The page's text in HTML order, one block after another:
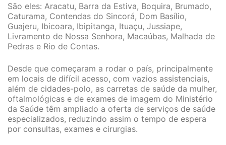
São eles: Aracatu, Barra da Estiva, Boquira, Brumado,
Caturama, Contendas do Sincorá, Dom Basílio,
Guajeru, Ibicoara, Ibipitanga, Ituaçu, Jussiape,
Livramento de Nossa Senhora, Macaúbas, Malhada de
Pedras e Rio de Contas.
Desde que começaram a rodar o país, principalmente
em locais de difícil acesso, com vazios assistenciais,
além de cidades-polo, as carretas de saúde da mulher,
oftalmológicas e de exames de imagem do Ministério
da Saúde têm ampliado a oferta de serviços de saúde
especializados, reduzindo assim o tempo de espera
por consultas, exames e cirurgias.